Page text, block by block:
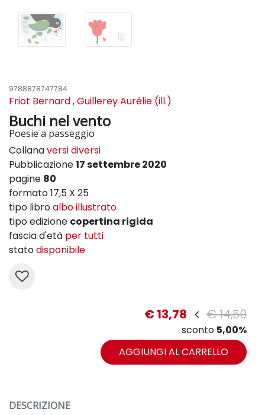
9788878747784
Friot Bernard,Guillerey Aurélie (ill.)
Buchi nel vento
Poesie a passeggio
Collanaversi diversi
Pubblicazione17 settembre 2020
pagine 80
formato 17,5 X 25
tipo libroalbo illustrato
tipo edizione copertina rigida
fascia d'età per tutti
statodisponibile
€ 13,78 € 14,50
sconto 5,00%
AGGIUNGI AL CARRELLO
DESCRIZIONE